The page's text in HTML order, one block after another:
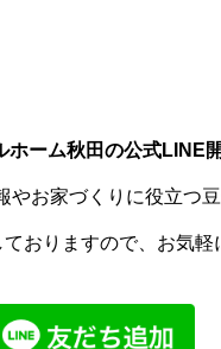
ホーム秋田の公式LINE
やお家づくりに役立つ豆
おりますので、お気軽